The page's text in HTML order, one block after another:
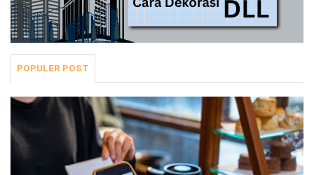
POPULER POST